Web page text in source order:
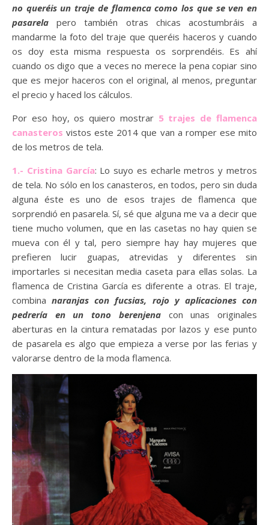
no queréis un traje de flamenca como los que se ven en
pasarela pero también otras chicas acostumbráis a
mandarme la foto del traje que queréis haceros y cuando
os doy esta misma respuesta os sorprendéis. Es ahí
cuando os digo que a veces no merece la pena copiar sino
que es mejor haceros con el original, al menos, preguntar
el precio y haced los cálculos.
Por eso hoy, os quiero mostrar 5 trajes de flamenca
canasteros vistos este 2014 que van a romper ese mito
de los metros de tela.
1.- Cristina García: Lo suyo es echarle metros y metros
de tela. No sólo en los canasteros, en todos, pero sin duda
alguna éste es uno de esos trajes de flamenca que
sorprendió en pasarela. Sí, sé que alguna me va a decir que
tiene mucho volumen, que en las casetas no hay quien se
mueva con él y tal, pero siempre hay hay mujeres que
prefieren lucir guapas, atrevidas y diferentes sin
importarles si necesitan media caseta para ellas solas. La
flamenca de Cristina García es diferente a otras. El traje,
combinanaranjas con fucsias, rojo y aplicaciones con
pedrería en un tono berenjenacon unas originales
aberturas en la cintura rematadas por lazos y ese punto
de pasarela es algo que empieza a verse por las ferias y
valorarse dentro de la moda flamenca.